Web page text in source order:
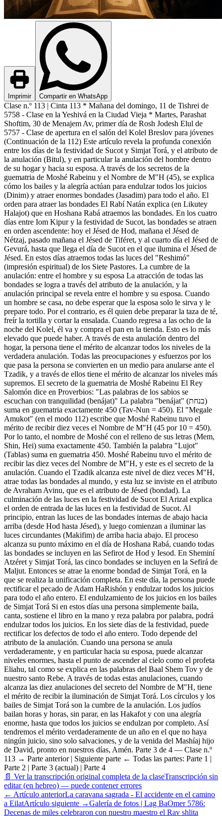
Imprimir Compartir en WhatsApp
Clase n.º 113 | Cinta 113 * Mañana del domingo, 11 de Tishrei de
5758 - Clase en la Yeshivá en la Ciudad Vieja * Martes, Parashat
Shoftim, 30 de Menajem Av, primer día de Rosh Jodesh Elul de
5757 - Clase de apertura en el salón del Kolel Breslov para jóvenes
(Continuación de la 112) Este artículo revela la profunda conexión
entre los días de la festividad de Sucot y Simjat Torá, y el atributo de
la anulación (Bitul), y en particular la anulación del hombre dentro
de su hogar y hacia su esposa. A través de los secretos de la
guematria de Moshé Rabeinu y el Nombre de M"H (45), se explica
cómo los bailes y la alegría actúan para endulzar todos los juicios
(Dinim) y atraer enormes bondades (Jasadim) para todo el año. El
orden para atraer las bondades El Rabí Natán explica (en Likutey
Halajot) que en Hoshana Rabá atraemos las bondades. En los cuatro
días entre Iom Kipur y la festividad de Sucot, las bondades se atraen
en orden ascendente: hoy el Jésed de Hod, mañana el Jésed de
Nétzaj, pasado mañana el Jésed de Tiféret, y al cuarto día el Jésed de
Gevurá, hasta que llega el día de Sucot en el que ilumina el Jésed de
Jésed. En estos días atraemos todas las luces del "Reshimó"
(impresión espiritual) de los Siete Pastores. La cumbre de la
anulación: entre el hombre y su esposa La atracción de todas las
bondades se logra a través del atributo de la anulación, y la
anulación principal se revela entre el hombre y su esposa. Cuando
un hombre se casa, no debe esperar que la esposa solo le sirva y le
prepare todo. Por el contrario, es él quien debe preparar la taza de té,
freír la tortilla y cortar la ensalada. Cuando regresa a las ocho de la
noche del Kolel, él va y compra el pan en la tienda. Esto es lo más
elevado que puede haber. A través de esta anulación dentro del
hogar, la persona tiene el mérito de alcanzar todos los niveles de la
verdadera anulación. Todas las preocupaciones y esfuerzos por los
que pasa la persona se convierten en un medio para anularse ante el
Tzadik, y a través de ellos tiene el mérito de alcanzar los niveles más
supremos. El secreto de la guematria de Moshé Rabeinu El Rey
Salomón dice en Proverbios: "Las palabras de los sabios se
escuchan con tranquilidad (benájat)" La palabra "benájat" (בנחת)
suma en guematria exactamente 450 (Tav-Nun = 450). El "Megale
Amukot" (en el modo 112) escribe que Moshé Rabeinu tuvo el
mérito de recibir diez veces el Nombre de M"H (45 por 10 = 450).
Por lo tanto, el nombre de Moshé con el relleno de sus letras (Mem,
Shin, Hei) suma exactamente 450. También la palabra "Lujot"
(Tablas) suma en guematria 450. Moshé Rabeinu tuvo el mérito de
recibir las diez veces del Nombre de M"H, y este es el secreto de la
anulación. Cuando el Tzadik alcanza este nivel de diez veces M"H,
atrae todas las bondades al mundo, y esta luz se inviste en el atributo
de Avraham Avinu, que es el atributo de Jésed (bondad). La
culminación de las luces en la festividad de Sucot El Arizal explica
el orden de entrada de las luces en la festividad de Sucot. Al
principio, entran las luces de las bondades internas de abajo hacia
arriba (desde Hod hasta Jésed), y luego comienzan a iluminar las
luces circundantes (Makifim) de arriba hacia abajo. El proceso
alcanza su punto máximo en el día de Hoshana Rabá, cuando todas
las bondades se incluyen en las Sefirot de Hod y Iesod. En Sheminí
Atzéret y Simjat Torá, las cinco bondades se incluyen en la Sefirá de
Maljut. Entonces se atrae la enorme bondad de Simjat Torá, en la
que se realiza la unificación completa. En este día, la persona puede
rectificar el pecado de Adam HaRishón y endulzar todos los juicios
para todo el año entero. El endulzamiento de los juicios en los bailes
de Simjat Torá Si en estos días una persona simplemente baila,
canta, sostiene el libro en la mano y reza palabra por palabra, podrá
endulzar todos los juicios. En los siete días de la festividad, puede
rectificar los defectos de todo el año entero. Todo depende del
atributo de la anulación. Cuando una persona se anula
verdaderamente, y en particular hacia su esposa, puede alcanzar
niveles enormes, hasta el punto de ascender al cielo como el profeta
Eliahu, tal como se explica en las palabras del Baal Shem Tov y de
nuestro santo Rebe. A través de todas estas anulaciones, cuando
alcanza las diez anulaciones del secreto del Nombre de M"H, tiene
el mérito de recibir la iluminación de Simjat Torá. Los círculos y los
bailes de Simjat Torá son la cumbre de la anulación. Los judíos
bailan horas y horas, sin parar, en las Hakafot y con una alegría
enorme, hasta que todos los juicios se endulzan por completo. Así
tendremos el mérito verdaderamente de un año en el que no haya
ningún juicio, sino solo salvaciones, y de la venida del Mashíaj hijo
de David, pronto en nuestros días, Amén. Parte 3 de 4 — Clase n.º
113 → Parte anterior | Siguiente parte ← Todas las partes: Parte 1 |
Parte 2 | Parte 3 (actual) | Parte 4
📄 Ver la transcripción original completa de la claseTranscripción sin
editar (en hebreo) — puede contener errores
← Artículo anteriorLa caravana sagrada - El accidente en el camino
a EilatArtículo siguiente →Galería de fotos | Lag BaOmer 5786:
Decenas de miles celebraron con nuestro maestro el Rav shlita